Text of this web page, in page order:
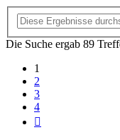
Die Suche ergab 89
1
2
3
4